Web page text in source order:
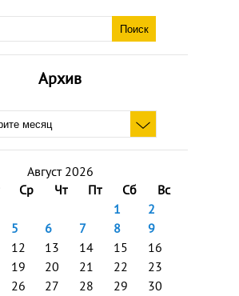
Архив
Август 2026
Ср Чт Пт Сб
Вс
1
2
5 6 7 8
9
12 13 14 15
16
19 20 21 22
23
26 27 28 29
30